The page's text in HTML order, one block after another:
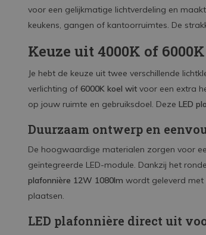
voor een gelijkmatige lichtverdeling en
keukens, gangen of kantoorruimtes. De
Keuze uit 4000K of
Je hebt de keuze uit twee verschillende
verlichting of 6000K koel wit voor een extra
op jouw ruimte en gebruiksdoel. Deze LED
Duurzaam ontwerp en
De hoogwaardige materialen zorgen voor
geïntegreerde LED-module. Dankzij het
plafonnière 12W 1080lm wordt geleverd
plaatsen.
LED plafonnière direct uit